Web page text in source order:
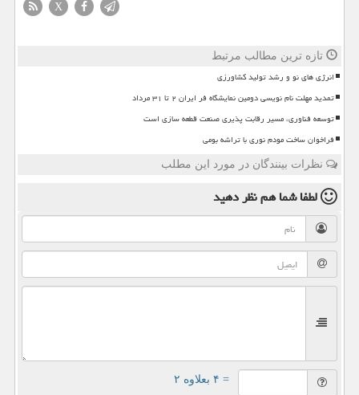
X
تازه ترین مطالب مرتبط
انرژی های نو و رشد تولید کشاورزی
تمدید مهلت نام نویسی دومین نمایشگاه فر ایران ۲ تا ۳۱ مرداد
توسعه فناوری، مسیر رقابت پذیری صنعت قطعه سازی است
فراخوان ساخت مودم نوری با تراشه بومی
نظرات بینندگان در مورد این مطلب
لطفا شما همنظر دهید
= ۴ بعلاوه ۲